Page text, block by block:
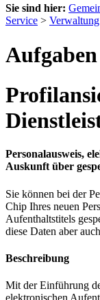
Sie sind hier:
Service > Verwaltung
Aufgaben
Personalausweis,
Auskunft über
Sie können bei der
Chip Ihres neuen
Aufenthaltstitels
diese Daten aber
Beschreibung
Mit der Einführung